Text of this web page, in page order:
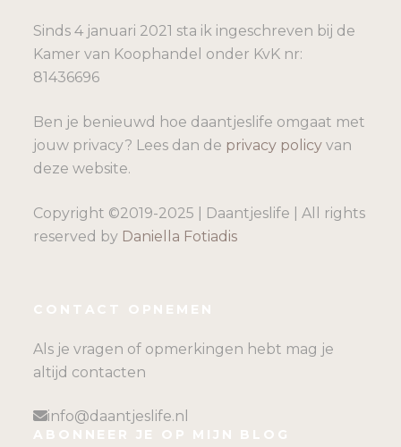
Sinds 4 januari 2021 sta ik ingeschreven bij de
Kamer van Koophandel onder KvK nr:
81436696
Ben je benieuwd hoe daantjeslife omgaat met
jouw privacy? Lees dan de privacy policy van
deze website.
Copyright ©2019-2025 | Daantjeslife | All rights
reserved by Daniella Fotiadis
CONTACT OPNEMEN
Als je vragen of opmerkingen hebt mag je
altijd contacten
info@daantjeslife.nl
ABONNEER JE OP MIJN BLOG